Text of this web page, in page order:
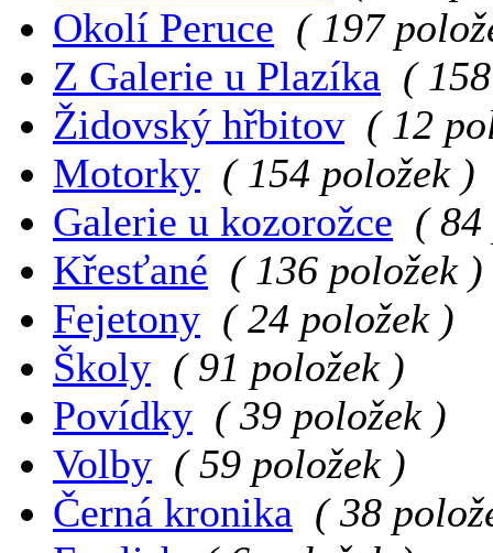
Okolí Peruce ( 197
Z Galerie u Plazíka (
Židovský hřbitov ( 12
Motorky ( 154 položek )
Galerie u kozorožce ( 84
Křesťané ( 136 položek )
Fejetony ( 24 položek )
Školy ( 91 položek )
Povídky ( 39 položek )
Volby ( 59 položek )
Černá kronika ( 38